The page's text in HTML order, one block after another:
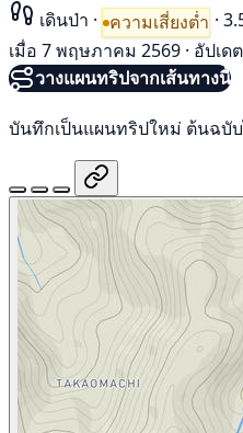
เดินป่า · ความเสี่ยงต่ำ ·
เมื่อ 7 พฤษภาคม 2569 · อัปเด
วางแผนทริปจากเส้นทางนี้
บันทึกเป็นแผนทริปใหม่ ต้นฉบั